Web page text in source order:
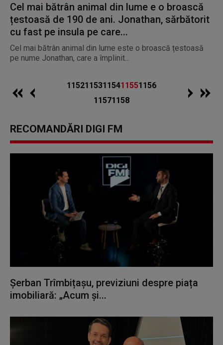
Cel mai bătrân animal din lume e o broască
țestoasă de 190 de ani. Jonathan, sărbătorit
cu fast pe insula pe care...
Cel mai bătrân animal din lume este o broască țestoasă
pe nume Jonathan, care a împlinit...
11521153115411551156
11571158
RECOMANDĂRI DIGI FM
Șerban Trîmbițașu, previziuni despre piața
imobiliară: „Acum și...